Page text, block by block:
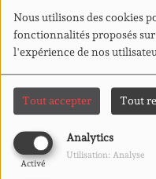
Nous utilisons des cookies
fonctionnalités proposés
l'expérience de nos
Tout accepter Tout
Analytics
Activé
Utilisation: Analyse